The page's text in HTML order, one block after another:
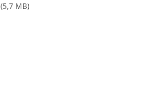
(5,7 MB)